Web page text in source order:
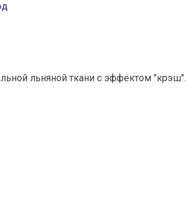
льняной ткани с эффектом "крэш".